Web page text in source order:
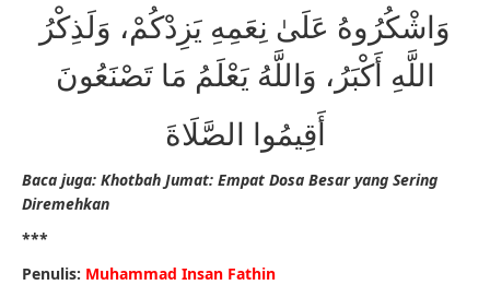
وَاشْكُرُوهُ عَلَىٰ نِعَمِهِ يَزِدْكُمْ، وَلَذِكْرُ
اللَّهِ أَكْبَرُ، وَاللَّهُ يَعْلَمُ مَا تَصْنَعُونَ
أَقِيمُوا الصَّلَاةَ
Baca juga: Khotbah Jumat: Empat Dosa Besar yang Sering
Diremehkan
***
Penulis: Muhammad Insan Fathin